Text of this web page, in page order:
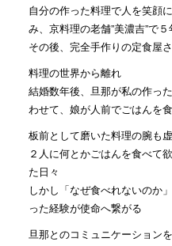
自分の作った料理で人を笑顔
み、京料理の老舗”美濃吉”で
その後、完全手作りの定食屋
料理の世界から離れ
結婚数年後、旦那が私の作っ
わせて、娘が人前でごはんを
板前として磨いた料理の腕も
２人に何とかごはんを食べて
た日々
しかし「なぜ食べれないのか
った経験が使命へ繋がる
旦那とのコミュニケーション